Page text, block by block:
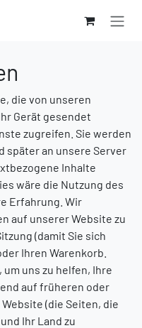
die von unseren
Gerät gesendet
zugreifen. Sie werden
später an unsere Server
Inhalte
wäre die Nutzung des
Erfahrung. Wir
auf unserer Website zu
(damit Sie sich
Ihren Warenkorb.
uns zu helfen, Ihre
auf früheren oder
(die Seiten, die
Ihr Land zu